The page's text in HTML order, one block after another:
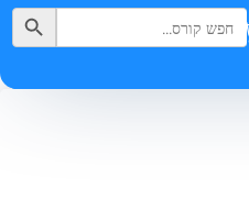
Search
for:
Search Button